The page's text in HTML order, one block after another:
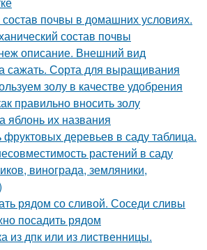
состав почвы в домашних условиях.
состав почвы
описание. Внешний вид
сажать. Сорта для выращивания
золу в качестве удобрения
правильно вносить золу
яблонь их названия
деревьев в саду таблица.
растений в саду
винограда, земляники,
рядом со сливой. Соседи сливы
посадить рядом
из дпк или из лиственницы.